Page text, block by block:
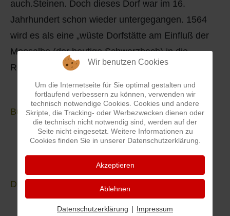
auch.Steinen. Doch dieses Dorf war im 16.
Jahrhundert schon wieder untergegangen. 1564
wird es als eine „wüste Dorfstätte am Einfluß der
Moosalbe (der heutige Schwarzbach) in die
Rodalbe" bezeichnet.
Burganlage
Die Arbeitsgruppe Steinenschloß
Wir benutzen Cookies
Um die Internetseite für Sie optimal gestalten und
fortlaufend verbessern zu können, verwenden wir
technisch notwendige Cookies. Cookies und andere
Skripte, die Tracking- oder Werbezwecken dienen oder
die technisch nicht notwendig sind, werden auf der
Seite nicht eingesetzt. Weitere Informationen zu
Cookies finden Sie in unserer Datenschutzerklärung.
Akzeptieren
Ablehnen
Datenschutzerklärung | Impressum